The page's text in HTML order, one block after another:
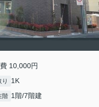
10,000円
り 1K
階 1階/7階建